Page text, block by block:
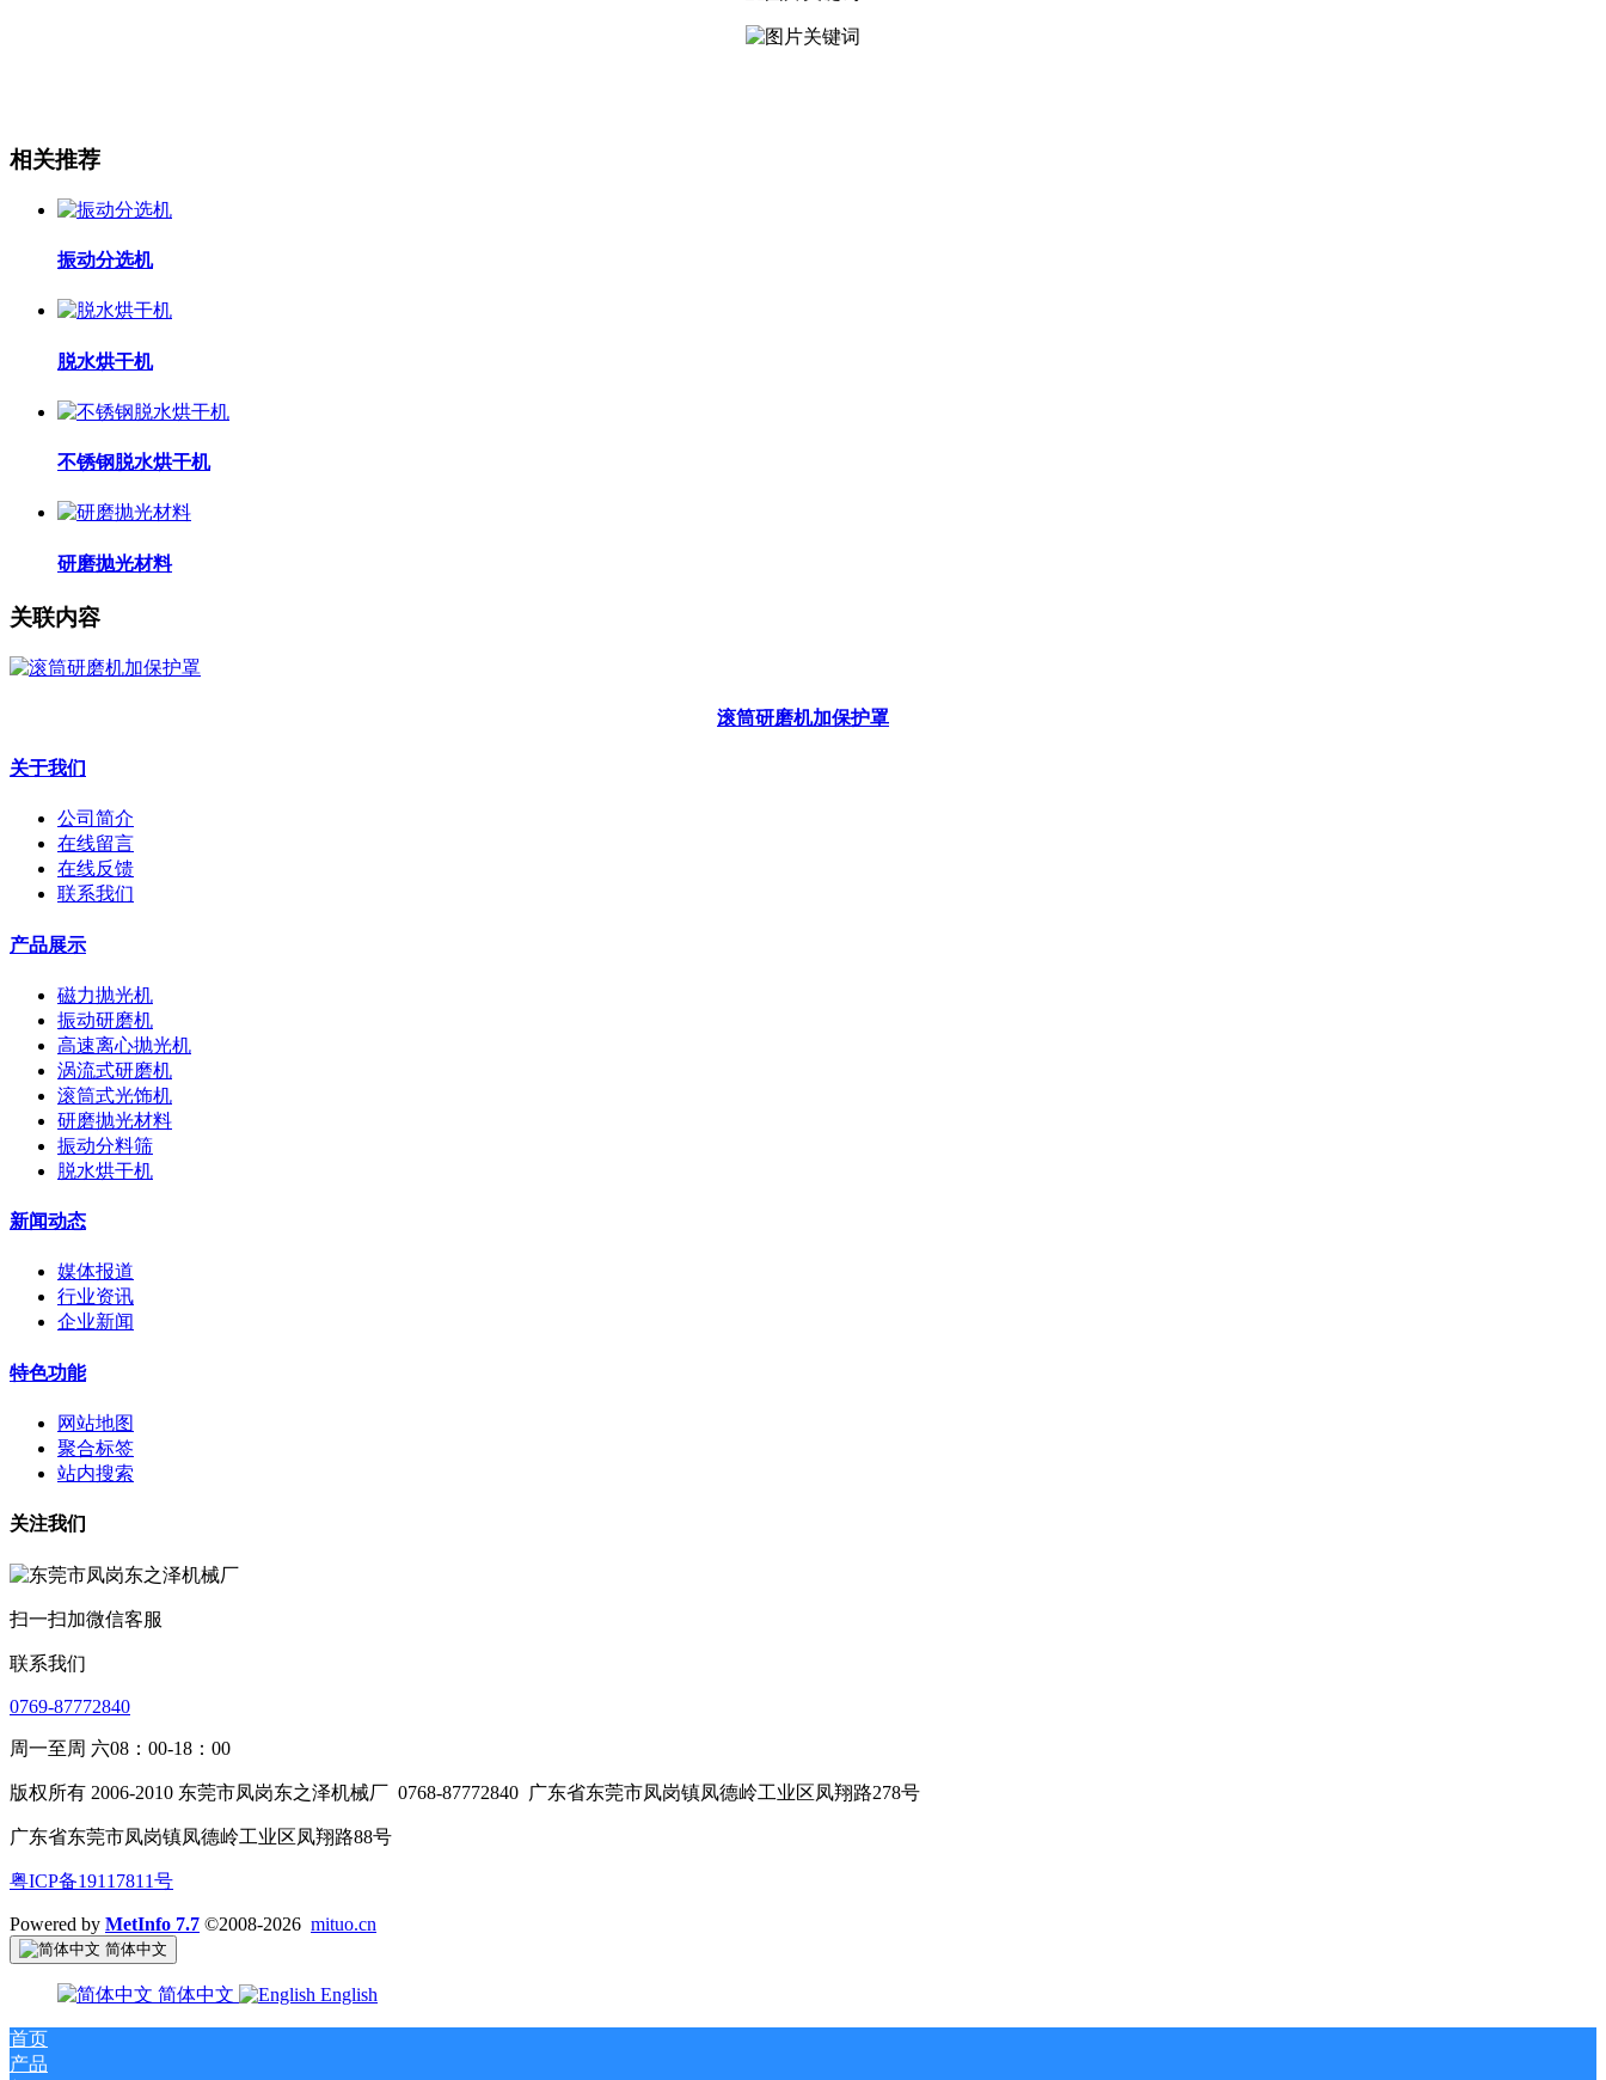
相关推荐
振动分选机
脱水烘干机
不锈钢脱水烘干机
研磨抛光材料
关联内容
滚筒研磨机加保护罩
关于我们
公司简介
在线留言
在线反馈
联系我们
产品展示
磁力抛光机
振动研磨机
高速离心抛光机
涡流式研磨机
滚筒式光饰机
研磨抛光材料
振动分料筛
脱水烘干机
新闻动态
媒体报道
行业资讯
企业新闻
特色功能
网站地图
聚合标签
站内搜索
关注我们
扫一扫加微信客服
联系我们
0769-87772840
周一至周 六08：00-18：00
版权所有 2006-2010 东莞市凤岗东之泽机械厂 0768-87772840 广东省东莞市凤岗镇凤德岭工业区凤翔路278号
广东省东莞市凤岗镇凤德岭工业区凤翔路88号
粤ICP备19117811号
Powered by MetInfo 7.7 ©2008-2026 mituo.cn
简体中文
简体中文 English
首页
产品